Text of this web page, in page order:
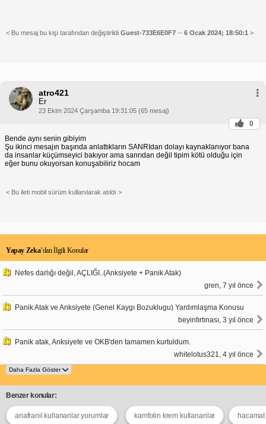
< Bu mesaj bu kişi tarafından değiştirildi Guest-733E6E0F7 -- 6 Ocak 2024; 18:50:1 >
atro421
Er
23 Ekim 2024 Çarşamba 19:31:05 (65 mesaj)
0
Bende aynı senin gibiyim
Şu ikinci mesajın başında anlattıkların SANRIdan dolayı kaynaklanıyor bana
da insanlar küçümseyici bakıyor ama sanrıdan değil tipim kötü olduğu için
eğer bunu okuyorsan konuşabiliriz hocam
< Bu ileti mobil sürüm kullanılarak atıldı >
Yapay Zeka’dan İlgili Konular
Nefes darlığı değil, AÇLIĞI..(Anksiyete + Panik Atak)
gren, 7 yıl önce
Panik Atak ve Anksiyete (Genel Kaygı Bozuklugu) Yardımlaşma Konusu
beyinfırtınası, 3 yıl önce
Panik atak, Anksiyete ve OKB'den tamamen kurtuldum.
whitelotus321, 4 yıl önce
Benzer konular:
anafranil kullananlar yorumlar kamfolin krem kullananlar